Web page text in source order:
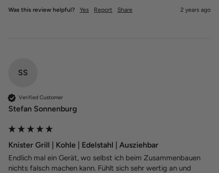
Was this review helpful? Yes Report Share 2 years ago
SS
Verified Customer
Stefan Sonnenburg
Knister Grill | Kohle | Edelstahl | Ausziehbar
Endlich mal ein Gerät, wo selbst ich beim Zusammenbauen
nichts falsch machen kann. Fühlt sich sehr wertig an und